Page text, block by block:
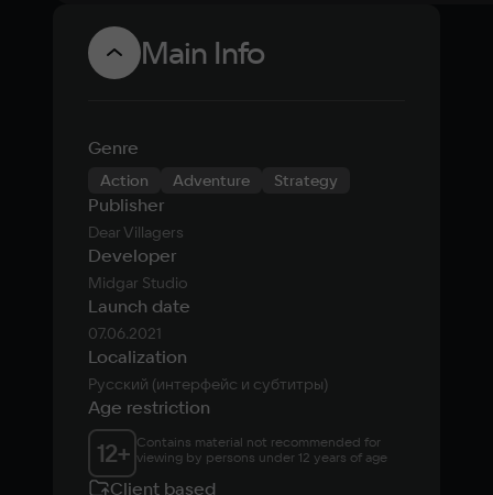
Main Info
Genre
Action Adventure Strategy
Publisher
Dear Villagers
Developer
Midgar Studio
Launch date
07.06.2021
Localization
Русский (интерфейс и субтитры)
Age restriction
12+ Contains material not recommended for
viewing by persons under 12 years of age
Client based